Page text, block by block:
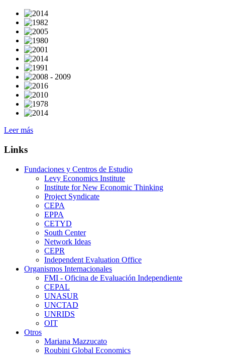
Leer más
Links
Fundaciones y Centros de Estudio
Levy Economics Institute
Institute for New Economic Thinking
Project Syndicate
CEPA
EPPA
CETYD
South Center
Network Ideas
CEPR
Independent Evaluation Office
Organismos Internacionales
FMI - Oficina de Evaluación Independiente
CEPAL
UNASUR
UNCTAD
UNRIDS
OIT
Otros
Mariana Mazzucato
Roubini Global Economics